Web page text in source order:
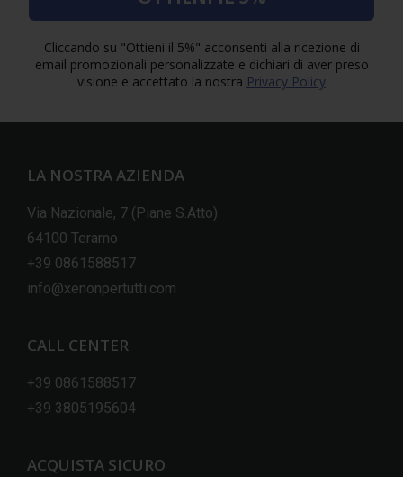
Cliccando su "Ottieni il 5%" acconsenti alla ricezione di
email promozionali personalizzate e dichiari di aver preso
visione e accettato la nostra Privacy Policy
LA NOSTRA AZIENDA
Via Nazionale, 7 (Piane S.Atto)
64100 Teramo
+39 0861588517
info@xenonpertutti.com
CALL CENTER
+39 0861588517
+39 3805195604
ACQUISTA SICURO